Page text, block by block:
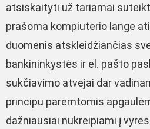
atsiskaityti už tariamai
prašoma kompiuterio lange
duomenis atskleidžiančias
bankininkystės ir el. pašto
sukčiavimo atvejai dar
principu paremtomis
dažniausiai nukreipiami į